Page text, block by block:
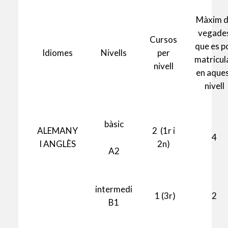
Idiomes Nivells
Cursos
per
nivell
Màxim
que es
en
nivell
ALEMANY
I ANGLÈS
bàsic
A2
2 (1r i
2n)
4
intermedi
B1
1 (3r) 2